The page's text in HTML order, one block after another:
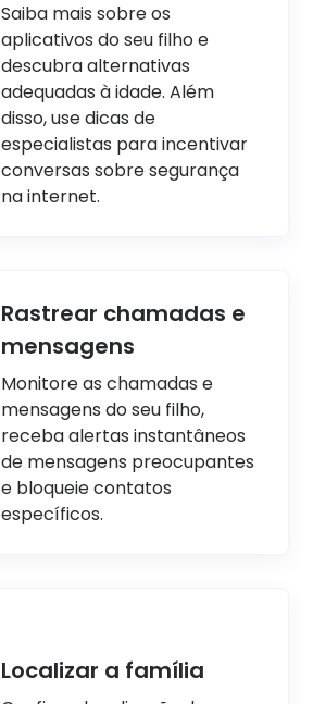
Saiba mais sobre os
aplicativos do seu filho e
descubra alternativas
adequadas à idade. Além
disso, use dicas de
especialistas para incentivar
conversas sobre segurança
na internet.
Rastrear chamadas e
mensagens
Monitore as chamadas e
mensagens do seu filho,
receba alertas instantâneos
de mensagens preocupantes
e bloqueie contatos
específicos.
Localizar a família